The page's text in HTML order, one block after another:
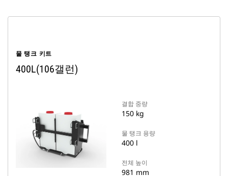
물 탱크 키트
400L(106갤런)
결합 중량
150 kg
물 탱크 용량
400 l
전체 높이
981 mm